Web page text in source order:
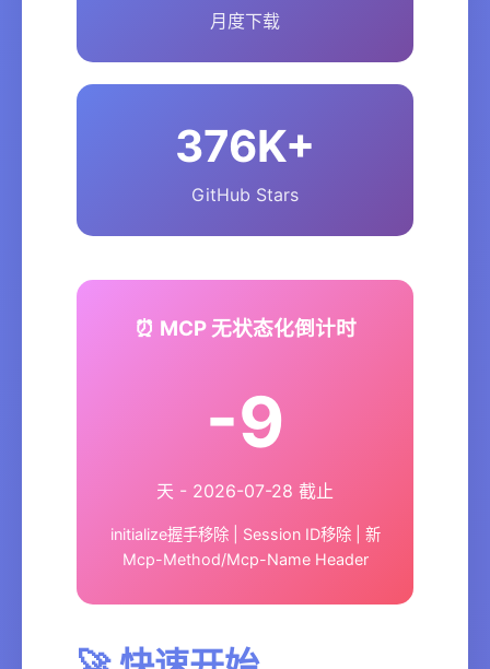
月度下载
376K+
GitHub Stars
⏰ MCP 无状态化倒计时
-9
天 - 2026-07-28 截止
initialize握手移除 | Session ID移除 | 新
Mcp-Method/Mcp-Name Header